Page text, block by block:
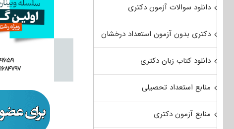
دانلود سوالات آزمون دکتری
دکتری بدون آزمون استعداد درخشان
دانلود کتاب زبان دکتری
منابع استعداد تحصیلی
منابع آزمون دکتری